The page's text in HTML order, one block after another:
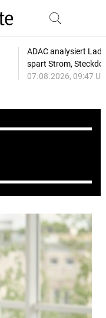
ADAC analysiert
spart Strom,
07.08.2026, 09:47